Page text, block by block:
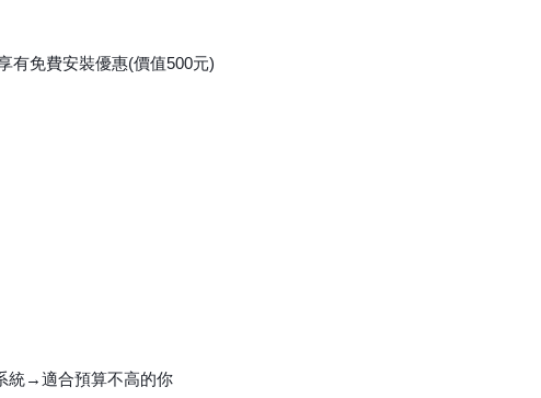
有免費安裝優惠(價值500元)
統→適合預算不高的你